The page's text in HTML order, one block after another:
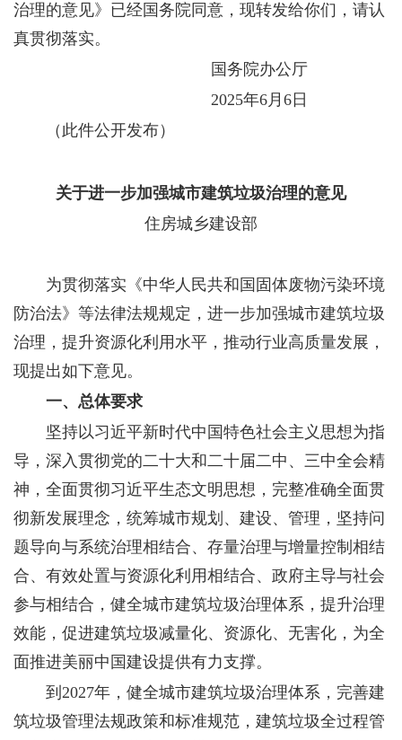
治理的意见》已经国务院同意，现转发给你们，请认
真贯彻落实。
国务院办公厅
2025年6月6日
（此件公开发布）
关于进一步加强城市建筑垃圾治理的意见
住房城乡建设部
为贯彻落实《中华人民共和国固体废物污染环境
防治法》等法律法规规定，进一步加强城市建筑垃圾
治理，提升资源化利用水平，推动行业高质量发展，
现提出如下意见。
一、总体要求
坚持以习近平新时代中国特色社会主义思想为指
导，深入贯彻党的二十大和二十届二中、三中全会精
神，全面贯彻习近平生态文明思想，完整准确全面贯
彻新发展理念，统筹城市规划、建设、管理，坚持问
题导向与系统治理相结合、存量治理与增量控制相结
合、有效处置与资源化利用相结合、政府主导与社会
参与相结合，健全城市建筑垃圾治理体系，提升治理
效能，促进建筑垃圾减量化、资源化、无害化，为全
面推进美丽中国建设提供有力支撑。
到2027年，健全城市建筑垃圾治理体系，完善建
筑垃圾管理法规政策和标准规范，建筑垃圾全过程管